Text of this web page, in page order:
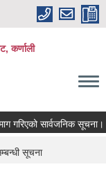
कर्णाली
सार्वजनिक सूचना।
सूचना